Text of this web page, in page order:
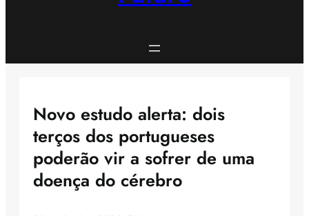
Novo estudo alerta: dois
terços dos portugueses
poderão vir a sofrer de uma
doença do cérebro